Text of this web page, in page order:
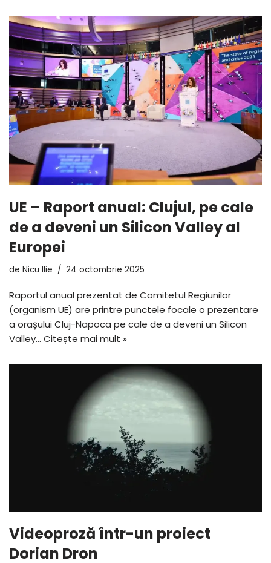
UE – Raport anual: Clujul, pe cale
de a deveni un Silicon Valley al
Europei
de Nicu Ilie 24 octombrie 2025
Raportul anual prezentat de Comitetul Regiunilor
(organism UE) are printre punctele focale o prezentare
a orașului Cluj-Napoca pe cale de a deveni un Silicon
Valley… Citește mai mult »
Videoproză într-un proiect
Dorian Dron